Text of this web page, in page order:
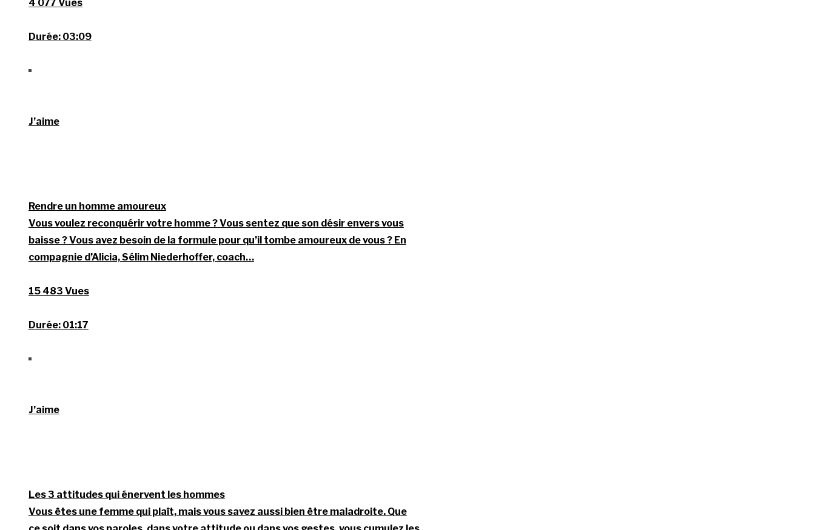
4 077 Vues
Durée:03:09
J’aime
Rendre un homme amoureux
Vous voulez reconquérir votre homme ? Vous sentez que son désir envers vous
baisse ? Vous avez besoin de la formule pour qu’il tombe amoureux de vous ? En
compagnie d’Alicia, Sélim Niederhoffer, coach…
15 483 Vues
Durée:01:17
J’aime
Les 3 attitudes qui énervent les hommes
Vous êtes une femme qui plaît, mais vous savez aussi bien être maladroite. Que